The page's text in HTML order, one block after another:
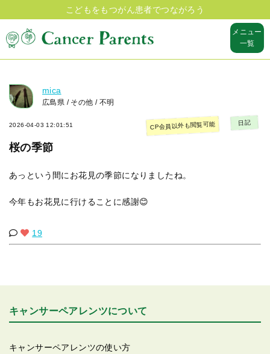
こどもをもつがん患者でつながろう
メニュー
一覧
mica
広島県 / その他 / 不明
2026-04-03 12:01:51
桜の季節
CP会員以外も閲覧可能 日記
あっという間にお花見の季節になりましたね。
今年もお花見に行けることに感謝😊
19
キャンサーペアレンツについて
キャンサーペアレンツの使い方